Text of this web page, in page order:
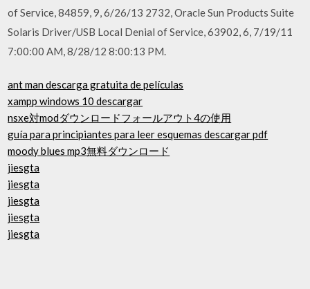
of Service, 84859, 9, 6/26/13 2732, Oracle Sun Products Suite
Solaris Driver/USB Local Denial of Service, 63902, 6, 7/19/11
7:00:00 AM, 8/28/12 8:00:13 PM.
ant man descarga gratuita de películas
xampp windows 10 descargar
nsxe対modダウンロードフォールアウト4の使用
guía para principiantes para leer esquemas descargar pdf
moody blues mp3無料ダウンロード
jiesgta
jiesgta
jiesgta
jiesgta
jiesgta